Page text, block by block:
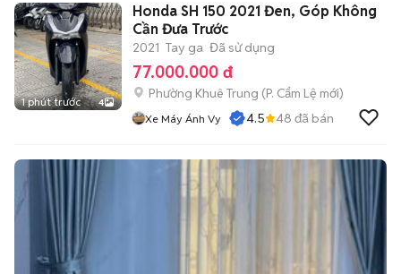
1 phút trước 4
Honda SH 150 2021 Đen, Góp Không
Cần Đưa Trước
2021 Tay ga Đã sử dụng
77.000.000 đ
Phường Khuê Trung (P. Cẩm Lệ mới)
Xe Máy Ánh Vy 4.5 48 đã bán